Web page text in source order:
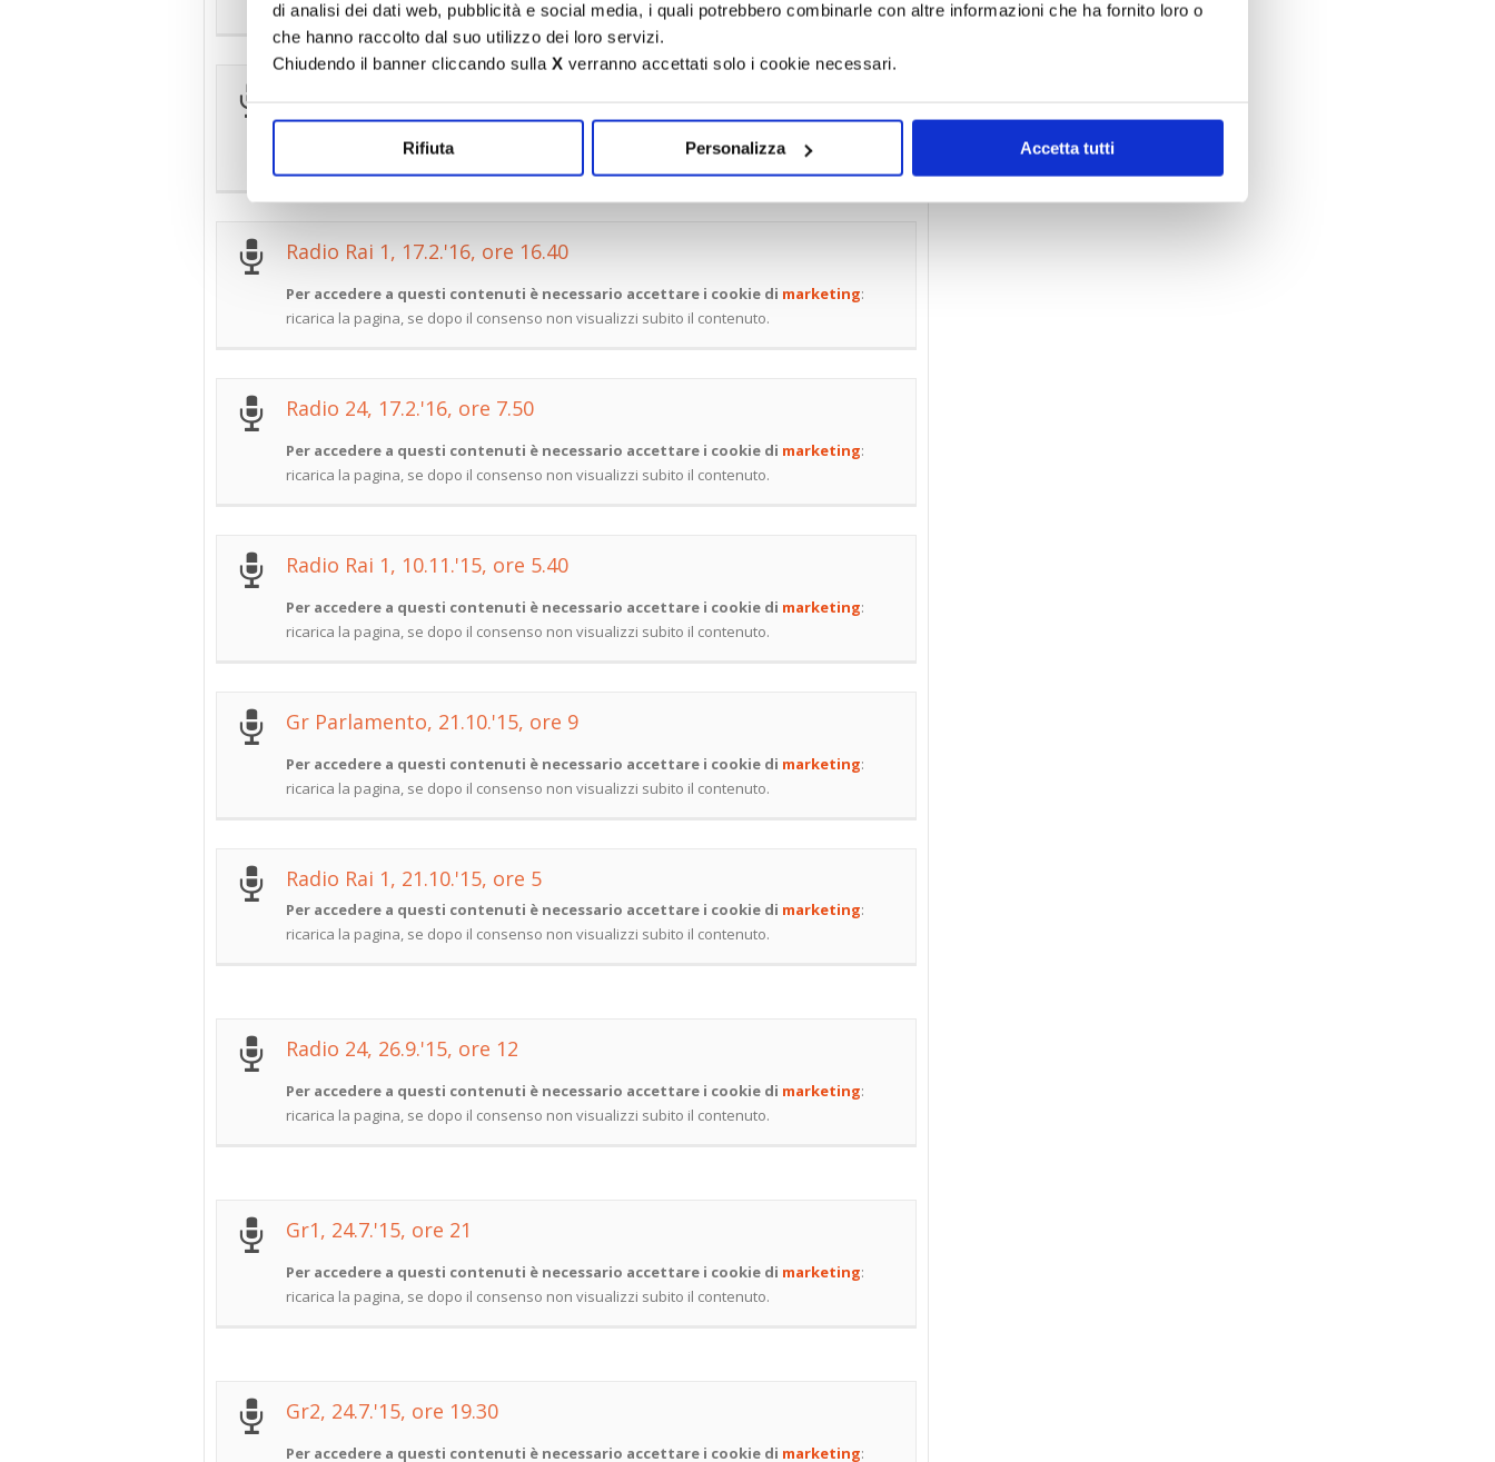
di analisi dei dati web, pubblicità e social media, i quali potrebbero combinarle con altre informazioni che ha fornito loro o
che hanno raccolto dal suo utilizzo dei loro servizi.
Chiudendo il banner cliccando sulla X verranno accettati solo i cookie necessari.
Rifiuta Personalizza Accetta tutti
ricarica la pagina, se dopo il consenso non visualizzi subito il contenuto.
Per accedere a questi contenuti è necessario accettare i cookie di
ricarica la pagina, se dopo il consenso non visualizzi subito il contenuto.
Radio Rai 1, 17.2.'16, ore 16.40
Per accedere a questi contenuti è necessario accettare i cookie di marketing:
ricarica la pagina, se dopo il consenso non visualizzi subito il contenuto.
Radio 24, 17.2.'16, ore 7.50
Per accedere a questi contenuti è necessario accettare i cookie di marketing:
ricarica la pagina, se dopo il consenso non visualizzi subito il contenuto.
Radio Rai 1, 10.11.'15, ore 5.40
Per accedere a questi contenuti è necessario accettare i cookie di marketing:
ricarica la pagina, se dopo il consenso non visualizzi subito il contenuto.
Gr Parlamento, 21.10.'15, ore 9
Per accedere a questi contenuti è necessario accettare i cookie di marketing:
ricarica la pagina, se dopo il consenso non visualizzi subito il contenuto.
Radio Rai 1, 21.10.'15, ore 5
Per accedere a questi contenuti è necessario accettare i cookie di marketing:
ricarica la pagina, se dopo il consenso non visualizzi subito il contenuto.
Radio 24, 26.9.'15, ore 12
Per accedere a questi contenuti è necessario accettare i cookie di marketing:
ricarica la pagina, se dopo il consenso non visualizzi subito il contenuto.
Gr1, 24.7.'15, ore 21
Per accedere a questi contenuti è necessario accettare i cookie di marketing:
ricarica la pagina, se dopo il consenso non visualizzi subito il contenuto.
Gr2, 24.7.'15, ore 19.30
Per accedere a questi contenuti è necessario accettare i cookie di marketing: